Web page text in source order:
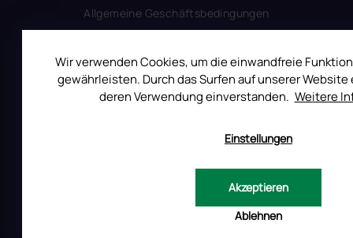
Wir verwenden Cookies, um die einwandfreie
gewährleisten. Durch das Surfen auf unserer Website
deren Verwendung einverstanden. Weitere
Einstellungen
Ablehnen
Akzeptieren
Allgemeine Geschäftsbedingungen
Produktsicherheit
INFORMATIONEN FÜR SIE
Alles zum Verbot von TPO
RUSCONA und Nachhaltigkeit